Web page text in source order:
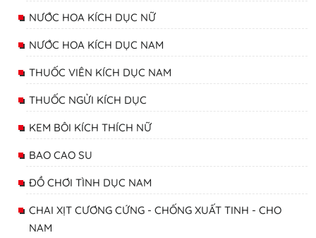
NƯỚC HOA KÍCH DỤC NỮ
NƯỚC HOA KÍCH DỤC NAM
THUỐC VIÊN KÍCH DỤC NAM
THUỐC NGỬI KÍCH DỤC
KEM BÔI KÍCH THÍCH NỮ
BAO CAO SU
ĐỒ CHƠI TÌNH DỤC NAM
CHAI XỊT CƯƠNG CỨNG - CHỐNG XUẤT TINH - CHO
NAM